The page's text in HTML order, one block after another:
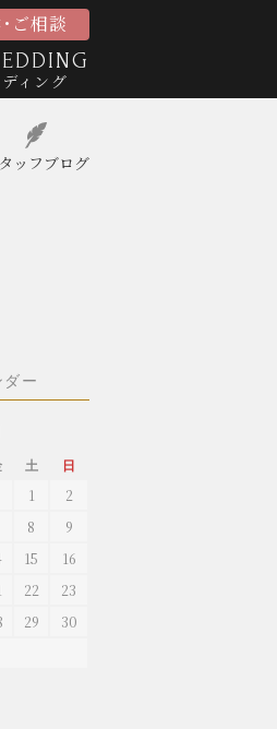
ご相談
ィング
ッフ ブログ
ダー
土 日
1
2
8
9
15
16
22
23
29
30